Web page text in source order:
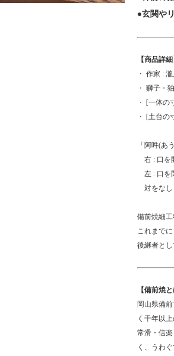
●玄関や
【商品詳細
・ 作家 :
・ 獅子・
・ [一体の
・ [土台の
「阿吽(あ
右 : 口を
左 : 口を
対をなし
備前焼細
これまで
後継者と
【備前焼と
岡山県備
く千年以
常滑・信
く、うわ